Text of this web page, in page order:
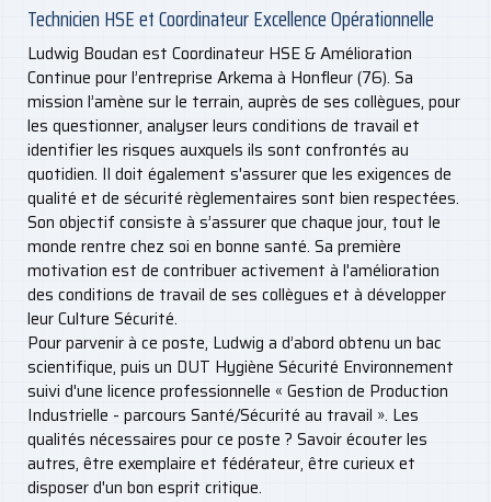
Technicien HSE et Coordinateur Excellence Opérationnelle
Ludwig Boudan est Coordinateur HSE & Amélioration
Continue pour l’entreprise Arkema à Honfleur (76). Sa
mission l’amène sur le terrain, auprès de ses collègues, pour
les questionner, analyser leurs conditions de travail et
identifier les risques auxquels ils sont confrontés au
quotidien. Il doit également s'assurer que les exigences de
qualité et de sécurité règlementaires sont bien respectées.
Son objectif consiste à s’assurer que chaque jour, tout le
monde rentre chez soi en bonne santé. Sa première
motivation est de contribuer activement à l'amélioration
des conditions de travail de ses collègues et à développer
leur Culture Sécurité.
Pour parvenir à ce poste, Ludwig a d’abord obtenu un bac
scientifique, puis un DUT Hygiène Sécurité Environnement
suivi d'une licence professionnelle « Gestion de Production
Industrielle - parcours Santé/Sécurité au travail ». Les
qualités nécessaires pour ce poste ? Savoir écouter les
autres, être exemplaire et fédérateur, être curieux et
disposer d'un bon esprit critique.